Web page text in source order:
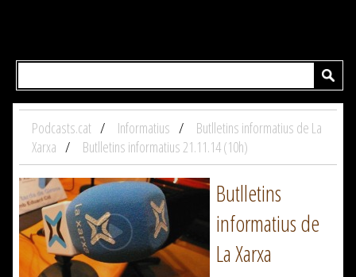
Podcasts.cat Informatius
Butlletins informatius de La
Xarxa
Butlletins informatius 21.11.14 (10h)
Butlletins
informatius de
La Xarxa